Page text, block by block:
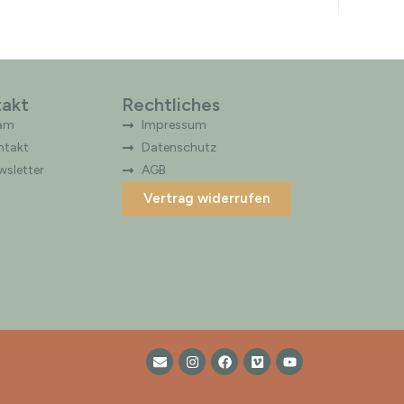
Rechtliches
Impressum
Datenschutz
AGB
Vertrag widerrufen